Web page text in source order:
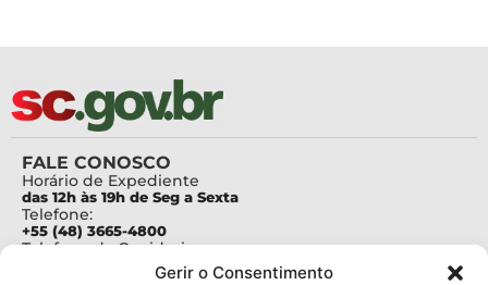
Gerir o Consentimento
FALE CONOSCO
Horário de Expediente
das 12h às 19h de Seg a Sexta
Telefone:
+55 (48) 3665-4800
Telefone da Ouvidoria